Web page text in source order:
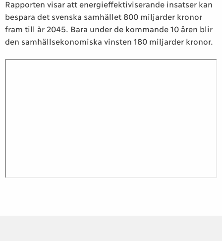
Rapporten visar att energieffektiviserande insatser kan
bespara det svenska samhället 800 miljarder kronor
fram till år 2045. Bara under de kommande 10 åren blir
den samhällsekonomiska vinsten 180 miljarder kronor.